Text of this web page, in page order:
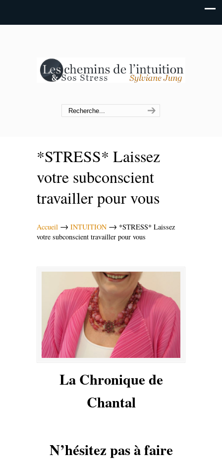
*STRESS* Laissez
votre subconscient
travailler pour vous
Accueil → INTUITION → *STRESS* Laissez
votre subconscient travailler pour vous
La Chronique de
Chantal
N’hésitez pas à faire